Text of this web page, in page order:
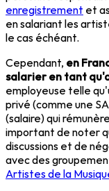
enregistrement et
en salariant les
le cas échéant.
Cependant, en
salarier en tant
employeuse telle
privé (comme une
(salaire) qui
important de noter
discussions et de
avec des
Artistes de la